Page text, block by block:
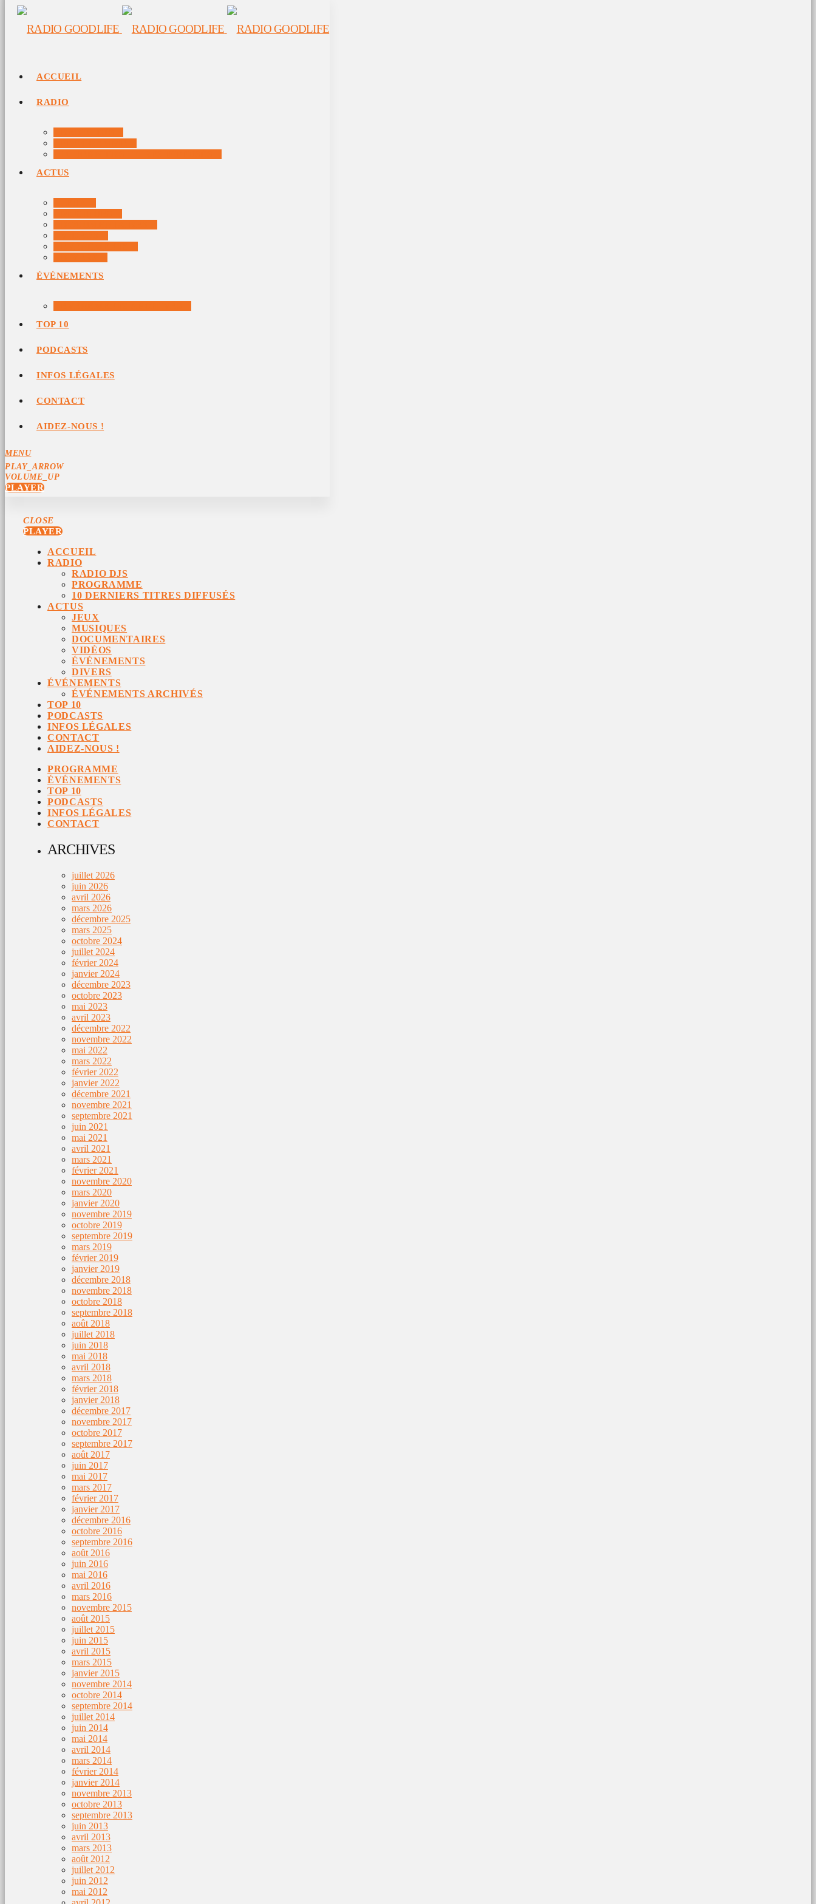
ACCUEIL
RADIO
ACTUS
ÉVÉNEMENTS
TOP 10
PODCASTS
INFOS LÉGALES
CONTACT
AIDEZ-NOUS !
MENU
PLAY_ARROW
VOLUME_UP
PLAYER
CLOSE
PLAYER
ACCUEIL
RADIO
RADIO DJS
PROGRAMME
10 DERNIERS TITRES DIFFUSÉS
ACTUS
JEUX
MUSIQUES
DOCUMENTAIRES
VIDÉOS
ÉVÉNEMENTS
DIVERS
ÉVÉNEMENTS
ÉVÉNEMENTS ARCHIVÉS
TOP 10
PODCASTS
INFOS LÉGALES
CONTACT
AIDEZ-NOUS !
PROGRAMME
ÉVÉNEMENTS
TOP 10
PODCASTS
INFOS LÉGALES
CONTACT
ARCHIVES
juillet 2026
juin 2026
avril 2026
mars 2026
décembre 2025
mars 2025
octobre 2024
juillet 2024
février 2024
janvier 2024
décembre 2023
octobre 2023
mai 2023
avril 2023
décembre 2022
novembre 2022
mai 2022
mars 2022
février 2022
janvier 2022
décembre 2021
novembre 2021
septembre 2021
juin 2021
mai 2021
avril 2021
mars 2021
février 2021
novembre 2020
mars 2020
janvier 2020
novembre 2019
octobre 2019
septembre 2019
mars 2019
février 2019
janvier 2019
décembre 2018
novembre 2018
octobre 2018
septembre 2018
août 2018
juillet 2018
juin 2018
mai 2018
avril 2018
mars 2018
février 2018
janvier 2018
décembre 2017
novembre 2017
octobre 2017
septembre 2017
août 2017
juin 2017
mai 2017
mars 2017
février 2017
janvier 2017
décembre 2016
octobre 2016
septembre 2016
août 2016
juin 2016
mai 2016
avril 2016
mars 2016
novembre 2015
août 2015
juillet 2015
juin 2015
avril 2015
mars 2015
janvier 2015
novembre 2014
octobre 2014
septembre 2014
juillet 2014
juin 2014
mai 2014
avril 2014
mars 2014
février 2014
janvier 2014
novembre 2013
octobre 2013
septembre 2013
juin 2013
avril 2013
mars 2013
août 2012
juillet 2012
juin 2012
mai 2012